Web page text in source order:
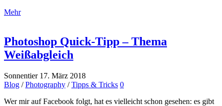
Mehr
Photoshop Quick-Tipp – Thema
Weißabgleich
Sonnentier 17. März 2018
Blog /Photography /Tipps & Tricks 0
Wer mir auf Facebook folgt, hat es vielleicht schon gesehen: es gibt